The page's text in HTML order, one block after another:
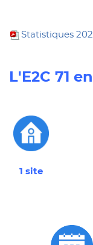
Statistiques 202
L'E2C 71
1 site